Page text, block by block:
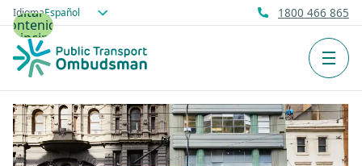
Saltar al
contenido
principal
Idioma 1800 466 865